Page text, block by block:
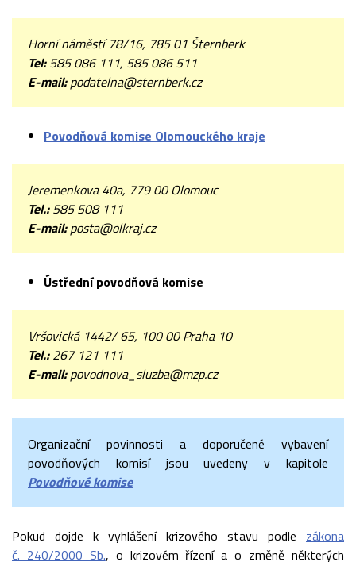
Horní náměstí 78/16, 785 01 Šternberk
Tel:585 086 111, 585 086 511
E-mail:podatelna@sternberk.cz
Povodňová komise Olomouckého kraje
Jeremenkova 40a, 779 00 Olomouc
Tel.:585 508 111
E-mail:posta@olkraj.cz
Ústřední povodňová komise
Vršovická 1442/ 65, 100 00 Praha 10
Tel.:267 121 111
E-mail:povodnova_sluzba@mzp.cz
Organizační povinnosti a doporučené vybavení
povodňových komisí jsou uvedeny v kapitole
Povodňové komise
Pokud dojde k vyhlášení krizového stavu podle zákona
č. 240/2000 Sb., o krizovém řízení a o změně některých